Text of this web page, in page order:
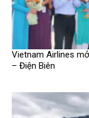
Vietnam Airlines
– Điện Biên